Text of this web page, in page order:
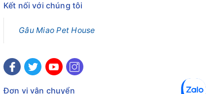
Kết nối với chúng tôi
Gâu Miao Pet House
Đơn vị vận chuyển